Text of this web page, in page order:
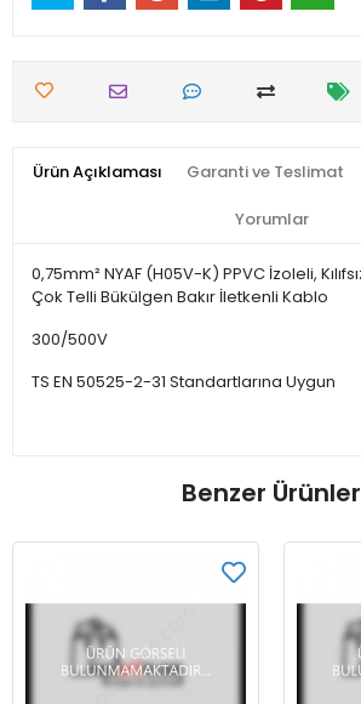
Ürün Açıklaması Garanti ve Teslimat
Yorumlar
0,75mm² NYAF (H05V-K) PPVC İzoleli,
Çok Telli Bükülgen Bakır İletkenli Kablo
300/500V
TS EN 50525-2-31 Standartlarına Uygun
Benzer Ürünler